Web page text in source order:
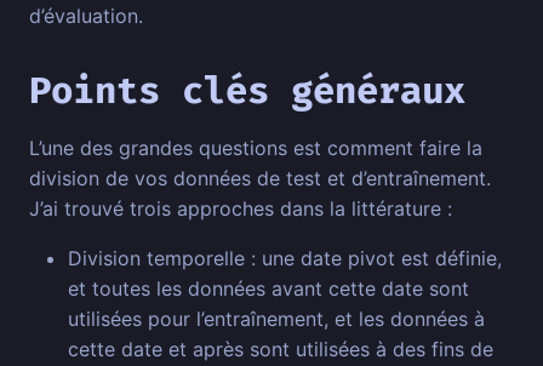
d’évaluation.
Points clés généraux
L’une des grandes questions est comment faire la
division de vos données de test et d’entraînement.
J’ai trouvé trois approches dans la littérature :
Division temporelle : une date pivot est définie,
et toutes les données avant cette date sont
utilisées pour l’entraînement, et les données à
cette date et après sont utilisées à des fins de